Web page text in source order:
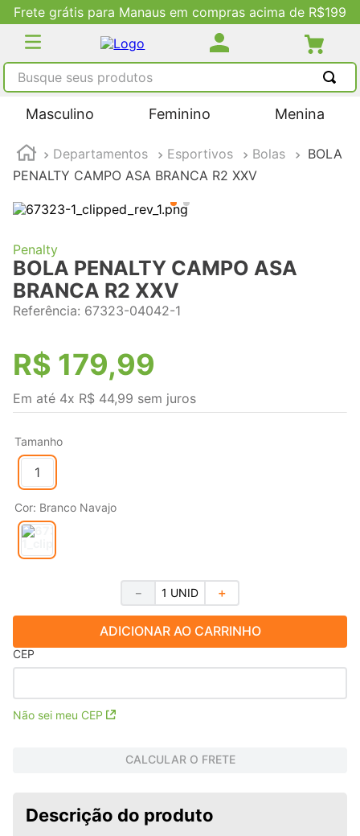
Frete grátis para Manaus em compras acima de R$199
Busque seus produtos
Masculino Feminino Menina
Departamentos Esportivos Bolas
BOLA
PENALTY CAMPO ASA BRANCA R2 XXV
Penalty
BOLA PENALTY CAMPO ASA
BRANCA R2 XXV
Referência: 67323-04042-1
R$ 179,99
Em até 4x R$ 44,99 sem juros
Tamanho
1
Cor: Branco Navajo
＋
－
ADICIONAR AO CARRINHO
CEP
Não sei meu CEP
CALCULAR O FRETE
Descrição do produto
TERMOS MAIS BUSCADOS
2
tenis feminino
4 º
adidas
5º